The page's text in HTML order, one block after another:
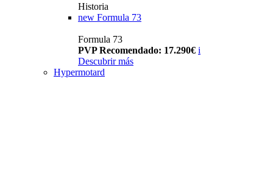
Historia
new Formula 73
Formula 73
PVP Recomendado: 17.290€ i
Descubrir más
Hypermotard